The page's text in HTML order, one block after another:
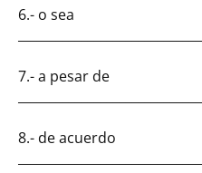
6.- o sea
7.- a pesar de
8.- de acuerdo